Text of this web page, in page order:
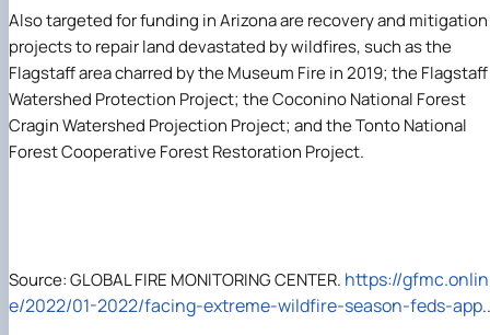
Also targeted for funding in Arizona are recovery and mitigation
projects to repair land devastated by wildfires, such as the
Flagstaff area charred by the Museum Fire in 2019; the Flagstaff
Watershed Protection Project; the Coconino National Forest
Cragin Watershed Projection Project; and the Tonto National
Forest Cooperative Forest Restoration Project.
Source: GLOBAL FIRE MONITORING CENTER. https://gfmc.onlin
e/2022/01-2022/facing-extreme-wildfire-season-feds-app